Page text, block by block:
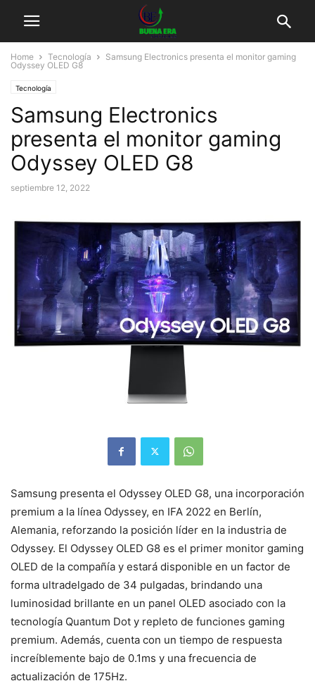
Home Tecnología
Samsung Electronics presenta el monitor gaming
Odyssey OLED G8
Tecnología
Samsung Electronics
presenta el monitor gaming
Odyssey OLED G8
septiembre 12, 2022
Samsung presenta el Odyssey OLED G8, una incorporación
premium a la línea Odyssey, en IFA 2022 en Berlín,
Alemania, reforzando la posición líder en la industria de
Odyssey. El Odyssey OLED G8 es el primer monitor gaming
OLED de la compañía y estará disponible en un factor de
forma ultradelgado de 34 pulgadas, brindando una
luminosidad brillante en un panel OLED asociado con la
tecnología Quantum Dot y repleto de funciones gaming
premium. Además, cuenta con un tiempo de respuesta
increíblemente bajo de 0.1ms y una frecuencia de
actualización de 175Hz.